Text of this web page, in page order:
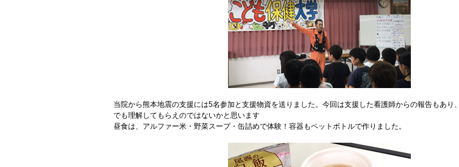
当院から熊本地震の支援には5名参加と支援物資を送りました。今回は支援した看護師からの報告もあり
でも理解してもらえのではないかと思います
昼食は、アルファー米・野菜スープ・缶詰めで体験！容器もペットボトルで作りました。